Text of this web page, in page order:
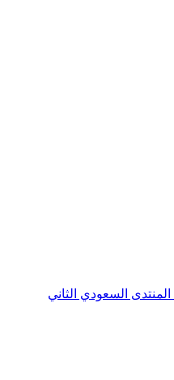
المنتدى السعودي الثاني